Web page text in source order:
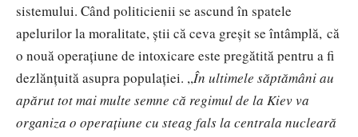
sistemului. Când politicienii se ascund în spatele
apelurilor la moralitate, știi că ceva greșit se întâmplă, că
o nouă operațiune de intoxicare este pregătită pentru a fi
dezlănțuită asupra populației. ,,În ultimele săptămâni au
apărut tot mai multe semne că regimul de la Kiev va
organiza o operațiune cu steag fals la centrala nucleară